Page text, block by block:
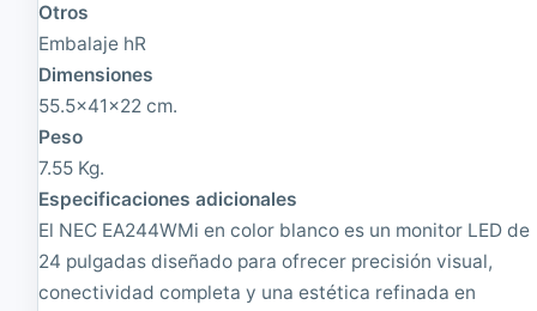
0
0
x
1
2
0
0
0
x
1
0
2
4
Otros
Embalaje hR
Dimensiones
55.5x41x22 cm.
Peso
7.55 Kg.
Especificaciones adicionales
El NEC EA244WMi en color blanco es un monitor LED de
24 pulgadas diseñado para ofrecer precisión visual,
conectividad completa y una estética refinada en